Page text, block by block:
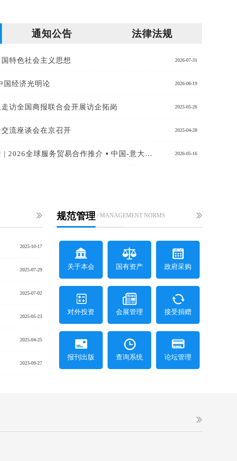
企交流座谈会在京召开
通知公告 法律法规
特色社会主义思想 2026-07-31
国经济光明论 2026-06-19
访全国商报联合会开展访企拓岗 2025-05-26
流座谈会在京召开 2025-04-28
共绘全球美好消费新图景 | 2026全球服务贸易合作推介 ▪ 中国-意大利文旅时尚品牌交流会在京举办 2026-05-16
2025-10-17
2025-07-29
2025-07-02
2025-05-23
2025-04-25
2023-09-27
规范管理 / MANAGEMENT NORMS
关于本会 国有资产 政府采购
对外投资 会展管理 接受捐赠
报刊出版 查询系统 论坛管理